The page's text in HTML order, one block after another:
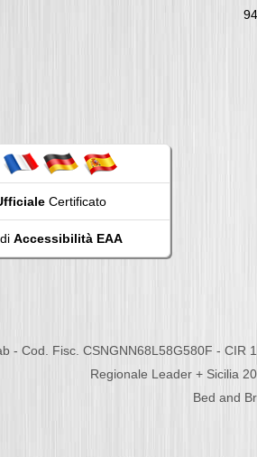
Certificato
Accessibilità EAA
- Cod. Fisc. CSNGNN68L58G580F - CIR
Regionale Leader + Sicilia
Bed and